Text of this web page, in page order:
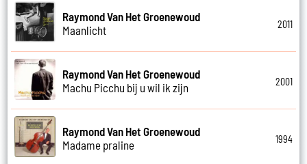
Raymond Van Het Groenewoud
Maanlicht
2011
Raymond Van Het Groenewoud
Machu Picchu bij u wil ik zijn
2001
Raymond Van Het Groenewoud
Madame praline
1994